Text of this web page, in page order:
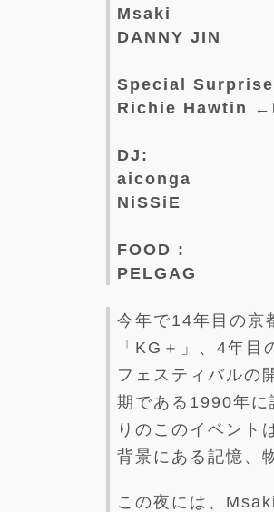
Msaki
DANNY JIN
Special
Richie Hawtin
DJ:
aiconga
NiSSiE
FOOD :
PELGAG
今年で14年目の京
「KG＋」、4年
フェスティバルの
期である1990年に
りのこのイベント
背景にある記憶、
この夜には、